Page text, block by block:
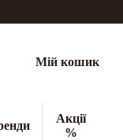
Мій кошик
Акції
%